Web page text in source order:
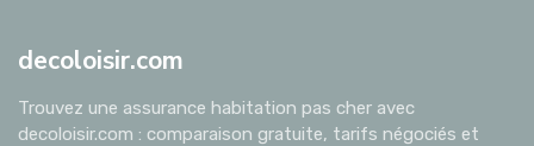
decoloisir.com
Trouvez une assurance habitation pas cher avec
decoloisir.com : comparaison gratuite, tarifs négociés et